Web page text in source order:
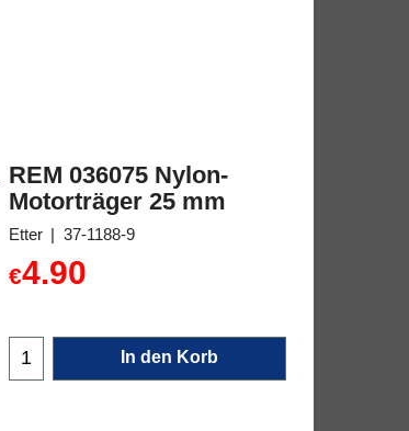
REM 036075 Nylon-
Motorträger 25 mm
Etter 37-1188-9
€4.90
In den Korb